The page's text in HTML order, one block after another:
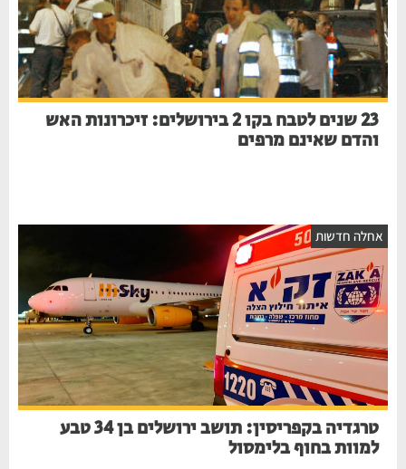
23 שנים לטבח בקו 2 בירושלים: זיכרונות האש
והדם שאינם מרפים
אחלה חדשות
טרגדיה בקפריסין: תושב ירושלים בן 34 טבע
למוות בחוף בלימסול